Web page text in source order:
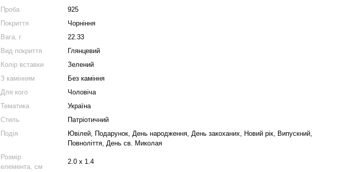
Проба
925
Покриття
Чорніння
Вага, г
22.33
Вид покриття
Глянцевий
Колір вставки
Зелений
З камінням
Без каміння
Для кого
Чоловіча
Тематика
Україна
Стиль
Патріотичний
Подія
Ювілей, Подарунок, День народження, День закоханих, Новий рік, Випускний,
Повноліття, День св. Миколая
Розмір
елемента, см
2.0 х 1.4